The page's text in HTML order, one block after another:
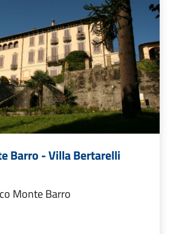
Barro - Villa Bertarelli
Monte Barro